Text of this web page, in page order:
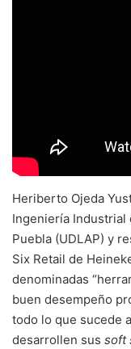
Heriberto Ojeda
Ingeniería Industrial
Puebla (UDLAP) y
Six Retail de
denominadas
buen desempeño
todo lo que sucede
desarrollen sus soft